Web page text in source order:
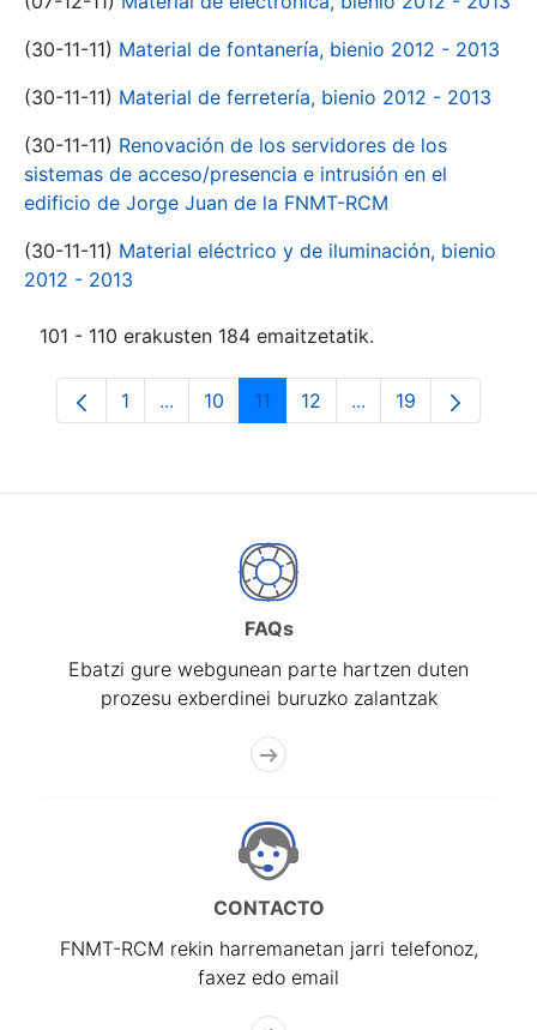
(30-11-11) Material de fontanería, bienio 2012 - 2013
(30-11-11) Material de ferretería, bienio 2012 - 2013
(30-11-11) Renovación de los servidores de los
sistemas de acceso/presencia e intrusión en el
edificio de Jorge Juan de la FNMT-RCM
(30-11-11) Material eléctrico y de iluminación, bienio
2012 - 2013
101 - 110 erakusten 184 emaitzetatik.
Orrialdea
1 ...Intermediate Pages Use TAB to navigate.
Orrialdea
10 Orrialdea
11 Orrialdea
12 ...Intermediate
Orrialdea
19
FAQs
Ebatzi gure webgunean parte hartzen duten
prozesu exberdinei buruzko zalantzak
CONTACTO
FNMT-RCM rekin harremanetan jarri telefonoz,
faxez edo email